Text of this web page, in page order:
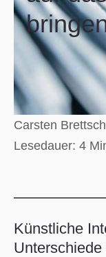
Carsten
Lesedauer: 4
Künstliche